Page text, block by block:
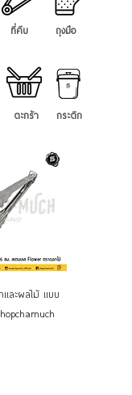
ที่คีบ ถุงมือ
ตะกร้า กระติก
ละผลไม้ แบบ